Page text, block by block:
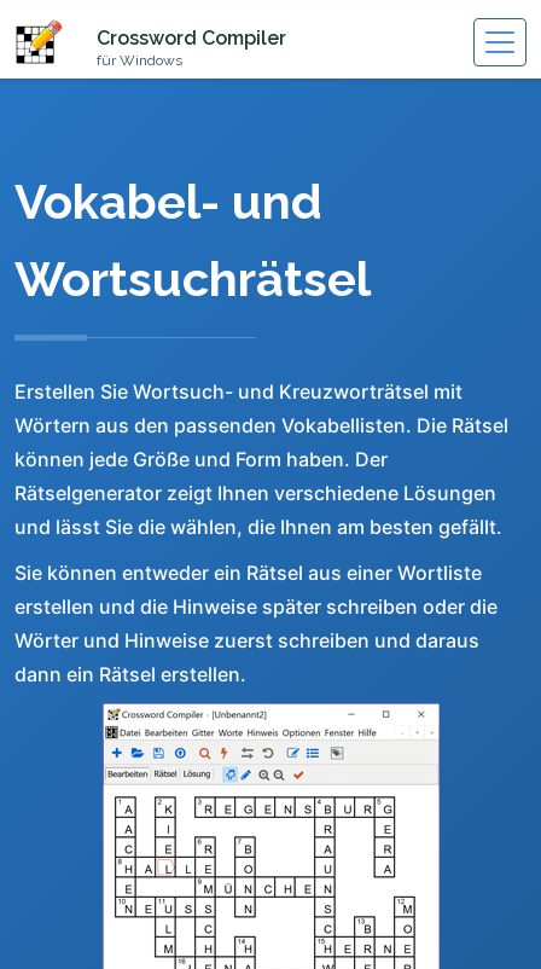
Crossword Compiler
für Windows
Vokabel- und
Wortsuchrätsel
Erstellen Sie Wortsuch- und Kreuzworträtsel mit
Wörtern aus den passenden Vokabellisten. Die Rätsel
können jede Größe und Form haben. Der
Rätselgenerator zeigt Ihnen verschiedene Lösungen
und lässt Sie die wählen, die Ihnen am besten gefällt.
Sie können entweder ein Rätsel aus einer Wortliste
erstellen und die Hinweise später schreiben oder die
Wörter und Hinweise zuerst schreiben und daraus
dann ein Rätsel erstellen.